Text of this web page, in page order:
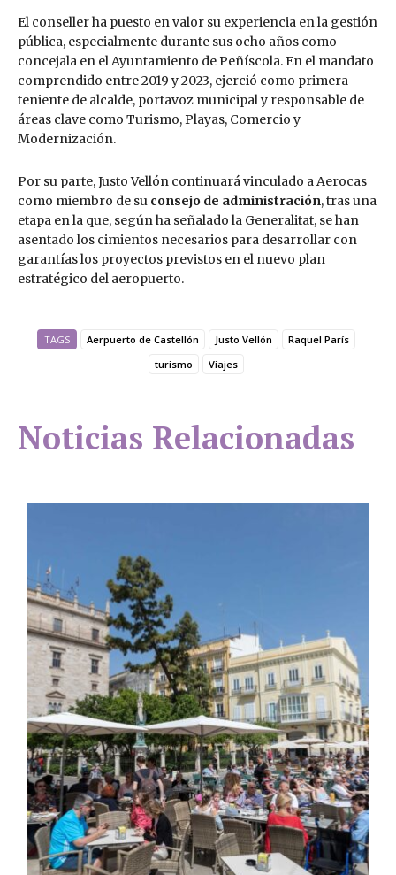
El conseller ha puesto en valor su experiencia en la gestión
pública, especialmente durante sus ocho años como
concejala en el Ayuntamiento de Peñíscola. En el mandato
comprendido entre 2019 y 2023, ejerció como primera
teniente de alcalde, portavoz municipal y responsable de
áreas clave como Turismo, Playas, Comercio y
Modernización.
Por su parte, Justo Vellón continuará vinculado a Aerocas
como miembro de su consejo de administración, tras una
etapa en la que, según ha señalado la Generalitat, se han
asentado los cimientos necesarios para desarrollar con
garantías los proyectos previstos en el nuevo plan
estratégico del aeropuerto.
TAGS Aerpuerto de Castellón Justo Vellón
Raquel París
turismo
Viajes
Noticias Relacionadas